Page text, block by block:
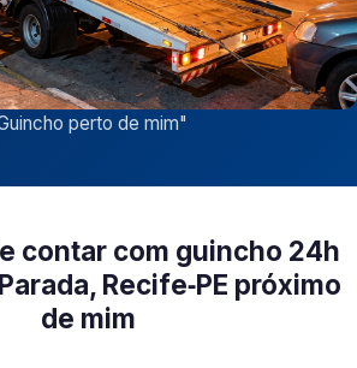
perto de mim"
contar com guincho 24h
Recife‑PE próximo
de mim